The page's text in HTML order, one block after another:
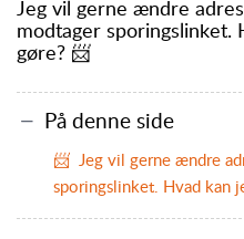
Jeg vil gerne ændre
modtager sporingslinket.
gøre? 📨
På denne side
📨 Jeg vil gerne ændre
sporingslinket. Hvad kan